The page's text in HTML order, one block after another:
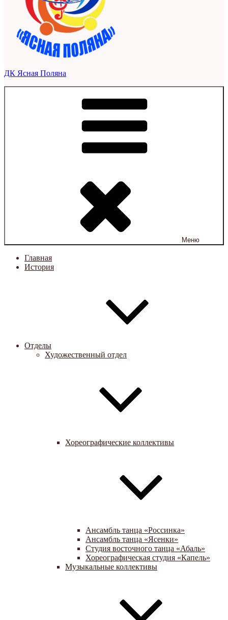
ДК Ясная Поляна
Меню
Главная
История
Отделы
Художественный отдел
Хореографические коллективы
Ансамбль танца «Россинка»
Ансамбль танца «Ясенки»
Студия восточного танца «Абаль»
Хореографическая студия «Капель»
Музыкальные коллективы